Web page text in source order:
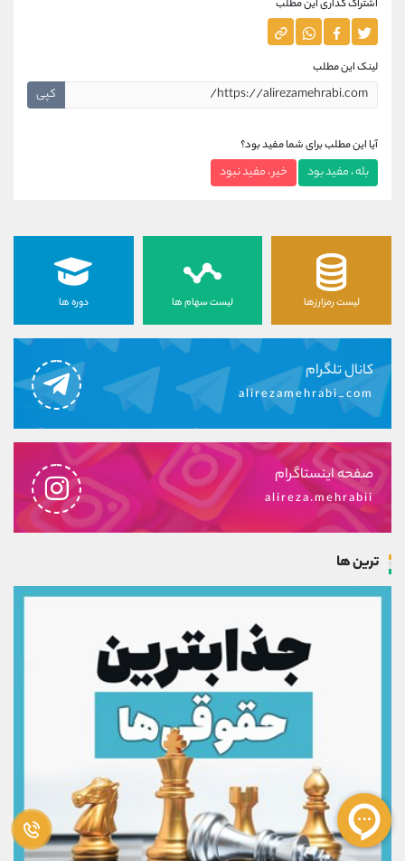
اشتراک گذاری این مطلب
لینک این مطلب
کپی
آیا این مطلب برای شما مفید بود؟
بله ، مفید بود خیر ، مفید نبود
لیست رمزارزها لیست سهام ها دوره ها
کانال تلگرام
alirezamehrabi_com
صفحه اینستاگرام
alireza.mehrabii
ترین ها